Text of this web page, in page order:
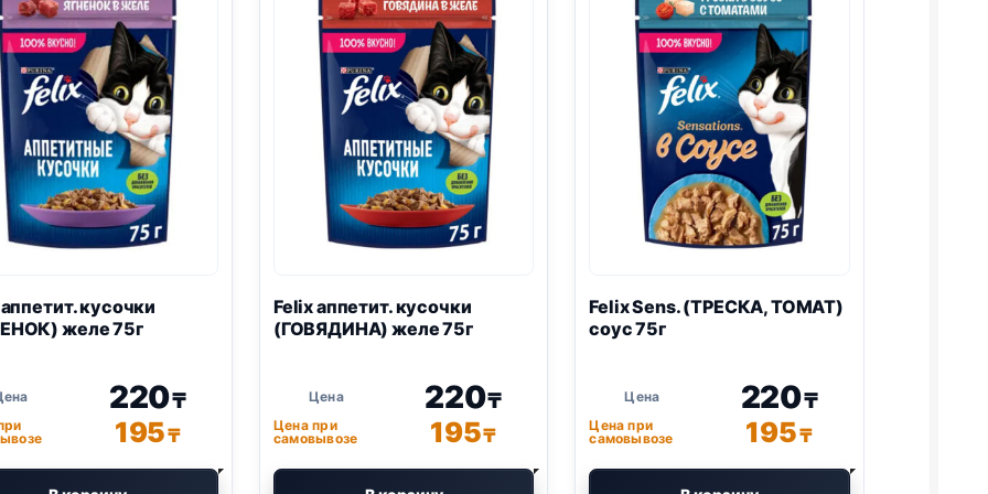
аппетит. кусочки
желе 75г
220₸
195₸
Felixаппетит. кусочки
(ГОВЯДИНА) желе 75г
220₸
Цена при
самовывозе
195₸
FelixSens. (ТРЕСКА, ТОМАТ)
соус 75г
220₸
Цена при
самовывозе
195₸